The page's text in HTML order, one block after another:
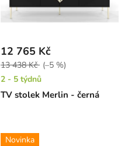
TV stolek Merlin - černá
12 765 Kč
13 438 Kč (–5 %)
2 - 5 týdnů
Novinka